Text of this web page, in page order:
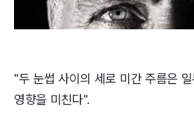
"두 눈썹 사이의 세로 미간 주름은
영향을 미친다".